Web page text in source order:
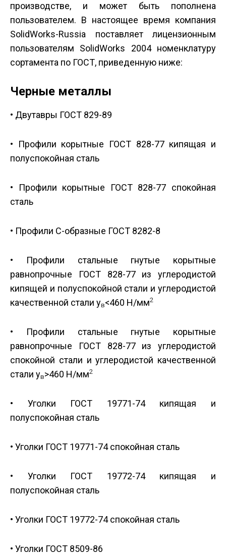
производстве, и может быть пополнена
пользователем. В настоящее время компания
SolidWorks-Russia поставляет лицензионным
пользователям SolidWorks 2004 номенклатуру
сортамента по ГОСТ, приведенную ниже:
Черные металлы
• Двутавры ГОСТ 829-89
• Профили корытные ГОСТ 828-77 кипящая и
полуспокойная сталь
• Профили корытные ГОСТ 828-77 спокойная
сталь
• Профили С-образные ГОСТ 8282-8
• Профили стальные гнутые корытные
равнопрочные ГОСТ 828-77 из углеродистой
кипящей и полуспокойной стали и углеродистой
качественной стали ув<460 Н/мм2
• Профили стальные гнутые корытные
равнопрочные ГОСТ 828-77 из углеродистой
спокойной стали и углеродистой качественной
стали ув>460 Н/мм2
• Уголки ГОСТ 19771-74 кипящая и
полуспокойная сталь
• Уголки ГОСТ 19771-74 спокойная сталь
• Уголки ГОСТ 19772-74 кипящая и
полуспокойная сталь
• Уголки ГОСТ 19772-74 спокойная сталь
• Уголки ГОСТ 8509-86